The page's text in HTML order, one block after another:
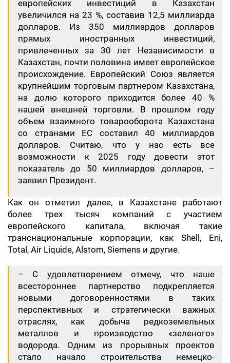
европейских инвестиций в Казахстан
увеличился на 23 %, составив 12,5 миллиарда
долларов. Из 350 миллиардов долларов
прямых иностранных инвестиций,
привлеченных за 30 лет Независимости в
Казахстан, почти половина имеет европейское
происхождение. Европейский Союз является
крупнейшим торговым партнером Казахстана,
на долю которого приходится более 40 %
нашей внешней торговли. В прошлом году
объем взаимного товарооборота Казахстана
со странами ЕС составил 40 миллиардов
долларов. Считаю, что у нас есть все
возможности к 2025 году довести этот
показатель до 50 миллиардов долларов, –
заявил Президент.
Как он отметил далее, в Казахстане работают
более трех тысяч компаний с участием
европейского капитала, включая такие
транснациональные корпорации, как Shell, Eni,
Total, Air Liquide, Alstom, Siemens и другие.
– С удовлетворением отмечу, что наше
всестороннее партнерство подкрепляется
новыми договоренностями в таких
перспективных и стратегически важных
отраслях, как добыча редкоземельных
металлов и производство «зеленого»
водорода. Одним из прорывных проектов
стало начало строительства немецко-